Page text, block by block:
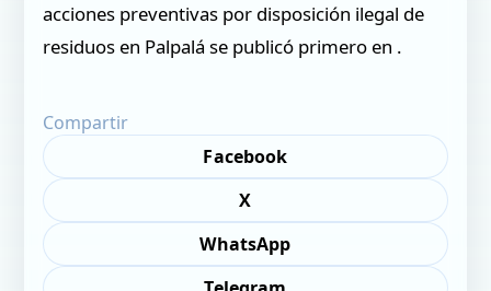
acciones preventivas por disposición ilegal de
residuos en Palpalá se publicó primero en .
Compartir
Facebook
X
WhatsApp